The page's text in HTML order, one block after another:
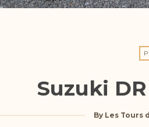
Suzuki
By Les Tours